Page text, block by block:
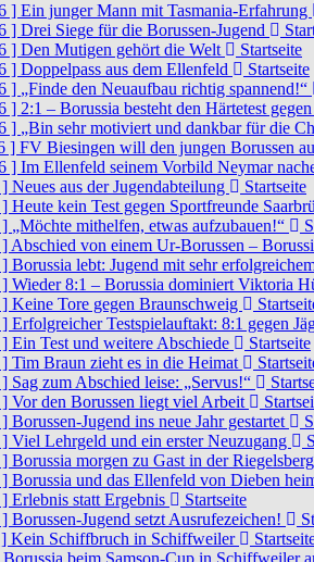
] Ein junger Mann mit Tasmania-Erfahrung
] Drei Siege für die Borussen-Jugend
] Den Mutigen gehört die Welt
Startseite
] Doppelpass aus dem Ellenfeld
Startseite
] „Finde den Neuaufbau richtig spannend!“
] 2:1 – Borussia besteht den Härtetest
] „Bin sehr motiviert und dankbar für die
] FV Biesingen will den jungen Borussen
] Im Ellenfeld seinem Vorbild Neymar
] Neues aus der Jugendabteilung
Startseite
] Heute kein Test gegen Sportfreunde
] „Möchte mithelfen, etwas aufzubauen!“
] Abschied von einem Ur-Borussen –
] Borussia lebt: Jugend mit sehr
] Wieder 8:1 – Borussia dominiert Viktoria
] Keine Tore gegen Braunschweig
] Erfolgreicher Testspielauftakt: 8:1 gegen
] Ein Test und weitere Abschiede
Startseite
] Tim Braun zieht es in die Heimat
] Sag zum Abschied leise: „Servus!“
] Vor den Borussen liegt viel Arbeit
] Borussen-Jugend ins neue Jahr gestartet
] Viel Lehrgeld und ein erster Neuzugang
] Borussia morgen zu Gast in der
] Borussia und das Ellenfeld von Dieben
] Erlebnis statt Ergebnis
Startseite
] Borussen-Jugend setzt Ausrufezeichen!
Kein Schiffbruch in Schiffweiler
Borussia beim Samson-Cup in Schiffweiler